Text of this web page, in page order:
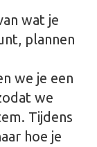
wat je
plannen
we je een
we
Tijdens
hoe je